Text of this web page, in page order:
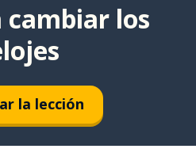
cambiar los
la lección